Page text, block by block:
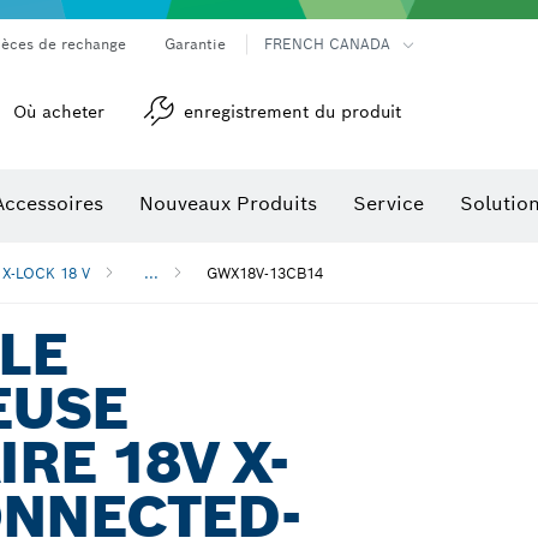
de rechange Garantie FRENCH CANADA
Où acheter enregistrement du produit
Nouveaux Produits Service
LOCK 18 V ... GWX18V-13CB14
18V X-